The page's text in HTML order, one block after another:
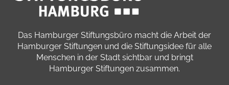
Das Hamburger Stiftungsbüro macht die Arbeit der
Hamburger Stiftungen und die Stiftungsidee für alle
Menschen in der Stadt sichtbar und bringt
Hamburger Stiftungen zusammen.​